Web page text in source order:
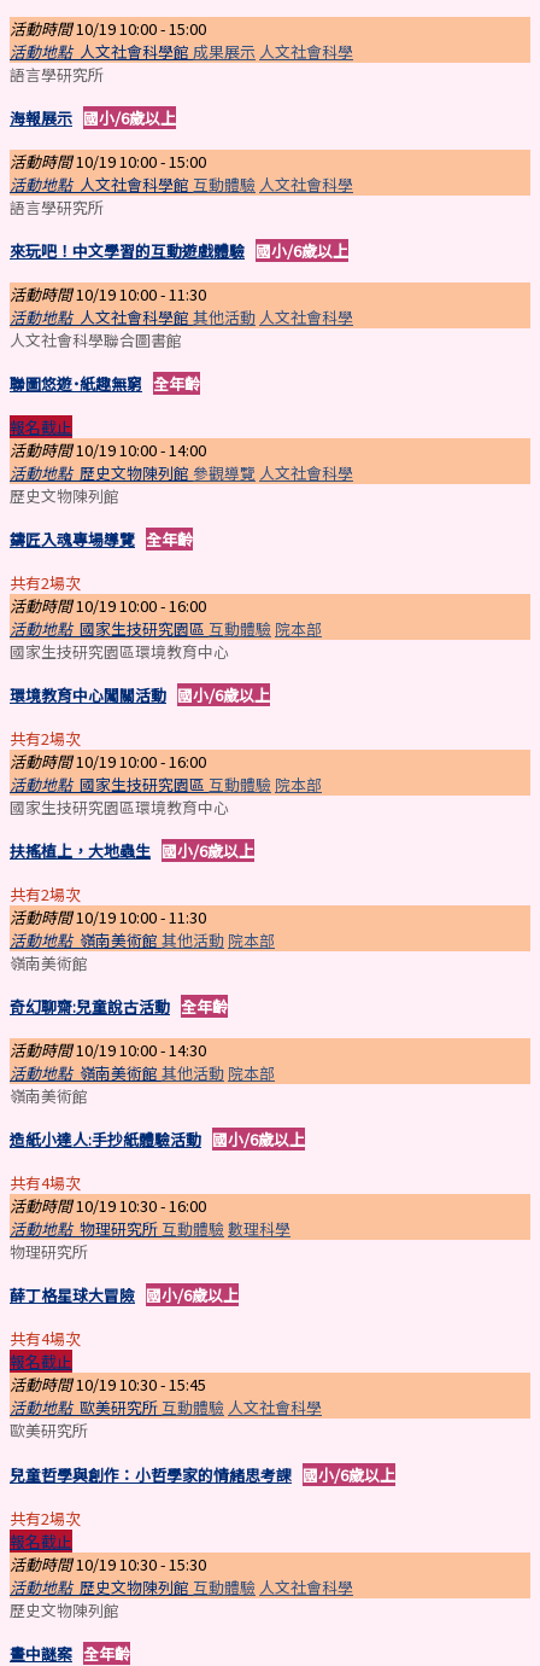
活動時間10/19 10:00 -15:00
活動地點 人文社會科學館 成果展示 人文社會科學
語言學研究所
海報展示 國小/6歲以上
活動時間10/19 10:00 -15:00
活動地點 人文社會科學館 互動體驗 人文社會科學
語言學研究所
來玩吧！中文學習的互動遊戲體驗 國小/6歲以上
活動時間10/19 10:00 -11:30
活動地點 人文社會科學館 其他活動 人文社會科學
人文社會科學聯合圖書館
聯圖悠遊˙紙趣無窮 全年齡
報名截止
活動時間10/19 10:00 -14:00
活動地點 歷史文物陳列館 參觀導覽 人文社會科學
歷史文物陳列館
鑄匠入魂專場導覽 全年齡
共有2場次
活動時間10/19 10:00 -16:00
活動地點 國家生技研究園區 互動體驗 院本部
國家生技研究園區環境教育中心
環境教育中心闖關活動 國小/6歲以上
共有2場次
活動時間10/19 10:00 -16:00
活動地點 國家生技研究園區 互動體驗 院本部
國家生技研究園區環境教育中心
扶搖植上，大地蟲生 國小/6歲以上
共有2場次
活動時間10/19 10:00 -11:30
活動地點 嶺南美術館 其他活動 院本部
嶺南美術館
奇幻聊齋:兒童說古活動 全年齡
活動時間10/19 10:00 -14:30
活動地點 嶺南美術館 其他活動 院本部
嶺南美術館
造紙小達人:手抄紙體驗活動 國小/6歲以上
共有4場次
活動時間10/19 10:30 -16:00
活動地點 物理研究所 互動體驗數理科學
物理研究所
薛丁格星球大冒險 國小/6歲以上
共有4場次
報名截止
活動時間10/19 10:30 -15:45
活動地點 歐美研究所 互動體驗 人文社會科學
歐美研究所
兒童哲學與創作：小哲學家的情緒思考課 國小/6歲以上
共有2場次
報名截止
活動時間10/19 10:30 - 15:30
活動地點 歷史文物陳列館 互動體驗 人文社會科學
歷史文物陳列館
畫中謎案 全年齡